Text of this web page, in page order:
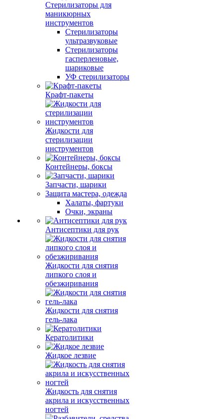
Стерилизаторы для
маникюрных
инструментов
Стерилизаторы
ультразвуковые
Стерилизаторы
гасперленовые,
шариковые
УФ стерилизаторы
Крафт-пакеты
Жидкости для
стерилизации
инструментов
Контейнеры, боксы
Запчасти, шарики
Защита мастера, одежда
Халаты, фартуки
Очки, экраны
Антисептики для рук
Жидкости для снятия
липкого слоя и
обезжиривания
Жидкости для снятия
гель-лака
Кератолитики
Жидкое лезвие
Жидкость для снятия
акрила и искусственных
ногтей